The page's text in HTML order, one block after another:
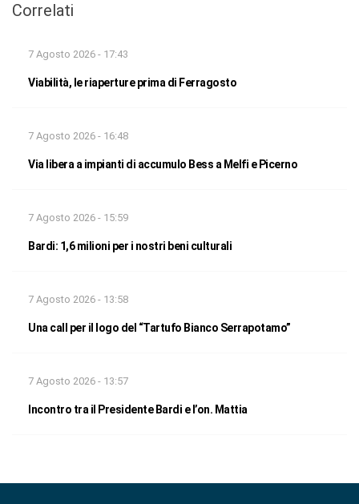
Correlati
7 Agosto 2026 - 17:43
Viabilità, le riaperture prima di Ferragosto
7 Agosto 2026 - 16:48
Via libera a impianti di accumulo Bess a Melfi e Picerno
7 Agosto 2026 - 15:59
Bardi: 1,6 milioni per i nostri beni culturali
7 Agosto 2026 - 13:58
Una call per il logo del “Tartufo Bianco Serrapotamo”
7 Agosto 2026 - 13:57
Incontro tra il Presidente Bardi e l’on. Mattia